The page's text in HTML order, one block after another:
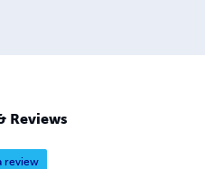
honesto, sin clichés ni
de mensajes
escribiendo con la
Reviews
review